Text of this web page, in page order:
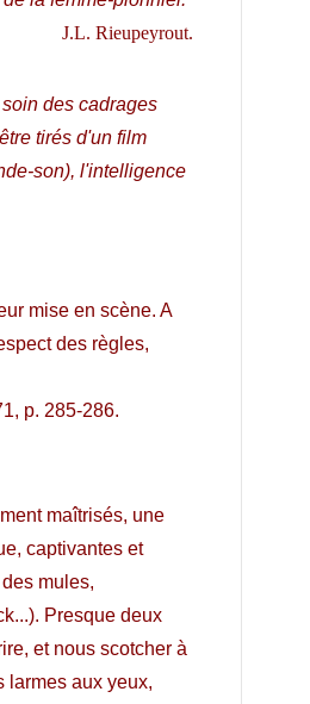
J.L. Rieupeyrout.
des cadrages
tirés d'un film
son), l'intelligence
mise en scène. A
des règles,
p. 285-286.
maîtrisés, une
captivantes et
mules,
Presque deux
et nous scotcher à
larmes aux yeux,